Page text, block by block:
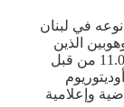
في لبنان
الذين
يبغون الاحتراف في المستقبل، عند الساعة 11.00 من قبل
أوديتوريوم
وإعلامية